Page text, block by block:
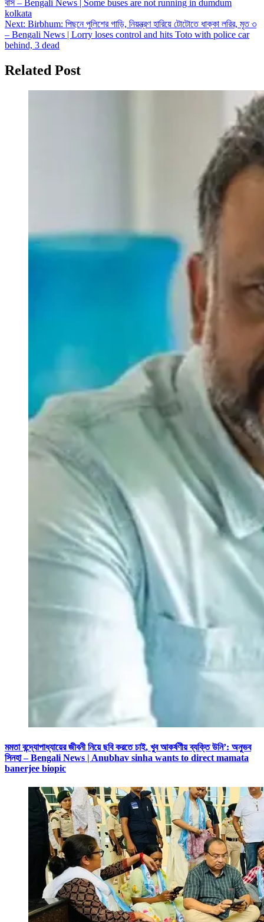
navigation
বাস – Bengali News | Some buses are not running in dumdum
kolkata
Next: Birbhum: পিছনে পুলিশের গাড়ি, নিয়ন্ত্রণ হারিয়ে টোটোতে ধাক্কা লরির, মৃত ৩
– Bengali News | Lorry loses control and hits Toto with police car
behind, 3 dead
Related Post
মমতা বন্দ্যোপাধ্যায়ের জীবনী নিয়ে ছবি করতে চাই, খুব আকর্ষণীয় ব্যক্তি উনি’: অনুভব
সিনহা – Bengali News | Anubhav sinha wants to direct mamata
banerjee biopic